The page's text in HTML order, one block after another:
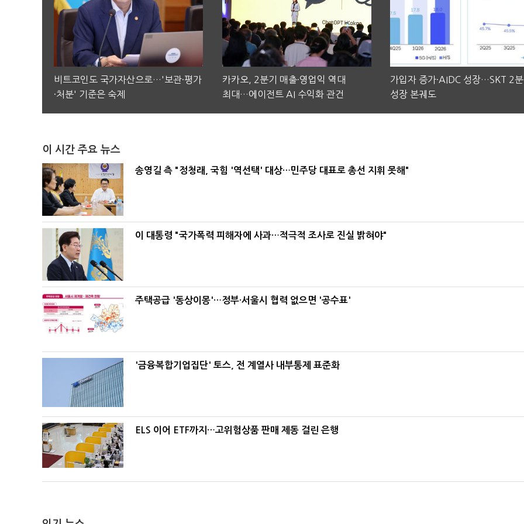
비트코인도 국가자산으로…'보관·평가
·처분' 기준은 숙제
카카오, 2분기 매출·영업익 역대
최대…에이전트 AI 수익화 관건
가입자 증가·AIDC 성장…SKT 2
성장 본궤도
이 시간 주요 뉴스
송영길 측 "정청래, 국힘 '역선택' 대상…민주당 대표로 총선 지휘 못해"
이 대통령 "국가폭력 피해자에 사과…적극적 조사로 진실 밝혀야"
주택공급 '동상이몽'…정부·서울시 협력 없으면 '공수표'
'금융복합기업집단' 토스, 전 계열사 내부통제 표준화
ELS 이어 ETF까지…고위험상품 판매 제동 걸린 은행